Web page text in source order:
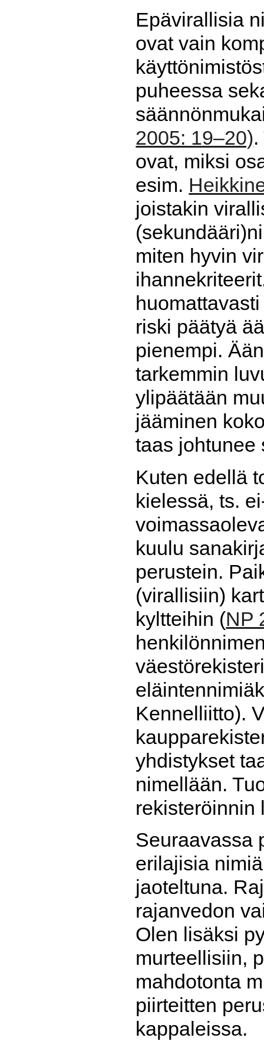
Epävirallisia
ovat vain
puheessa
2005: 19–20)
ovat, miksi
esim.
joistakin
miten hyvin
riski päätyä
pienempi.
tarkemmin
ylipäätään
jääminen
taas johtunee
Kuten edellä
kielessä, ts.
kuulu
perustein.
(virallisiin)
kyltteihin (NP
Kennelliitto).
yhdistykset
nimellään.
rekisteröinnin
Seuraavassa
erilajisia
jaoteltuna.
rajanvedon
Olen lisäksi
murteellisiin,
mahdotonta
piirteitten
kappaleissa.